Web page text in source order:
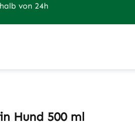
von 24h
Hund 500 ml